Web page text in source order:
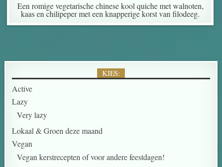
Een romige vegetarische chinese kool quiche met walnoten,
kaas en chilipeper met een knapperige korst van filodeeg.
KIES:
Active
Lazy
Very lazy
Lokaal & Groen deze maand
Vegan
Vegan kerstrecepten of voor andere feestdagen!